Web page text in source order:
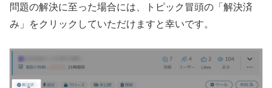
問題の解決に至った場合には、トピック冒頭の「解決済
み」をクリックしていただけますと幸いです。